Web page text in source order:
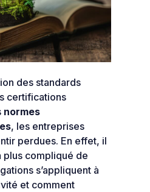
des standards
certifications
normes
, les entreprises
perdues. En effet, il
plus compliqué de
s’appliquent à
et comment